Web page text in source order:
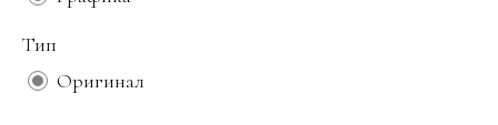
Тип
Оригинал